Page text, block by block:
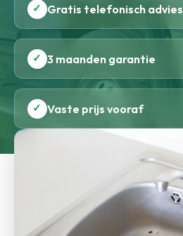
✓ Gratis telefonisch advies
✓ 3 maanden garantie
✓ Vaste prijs vooraf